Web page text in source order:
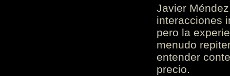
Javier
interacciones
pero la
menudo
entender
precio.